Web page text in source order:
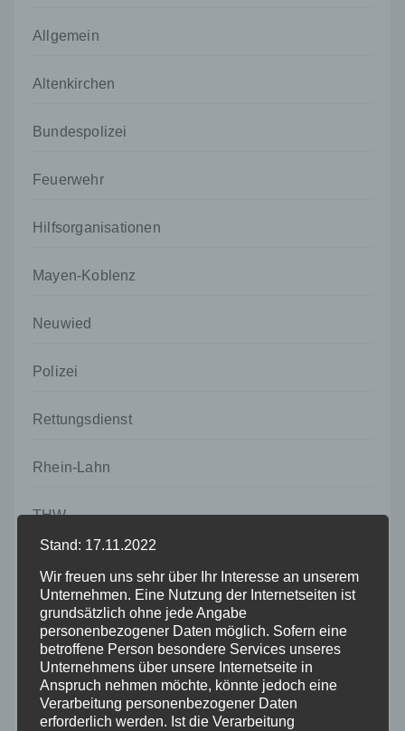
Allgemein
Altenkirchen
Bundespolizei
Feuerwehr
Hilfsorganisationen
Mayen-Koblenz
Neuwied
Polizei
Rettungsdienst
Rhein-Lahn
THW
Video
Westerwald
Zoll
Stand: 17.11.2022
Wir freuen uns sehr über Ihr Interesse an unserem
Unternehmen. Eine Nutzung der Internetseiten ist
grundsätzlich ohne jede Angabe
personenbezogener Daten möglich. Sofern eine
betroffene Person besondere Services unseres
Unternehmens über unsere Internetseite in
Anspruch nehmen möchte, könnte jedoch eine
Verarbeitung personenbezogener Daten
erforderlich werden. Ist die Verarbeitung